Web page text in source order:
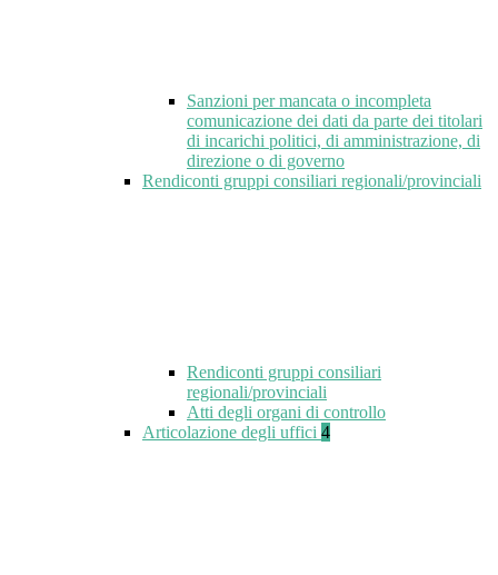
Sanzioni per mancata o incompleta
comunicazione dei dati da parte dei titolari
di incarichi politici, di amministrazione, di
direzione o di governo
Rendiconti gruppi consiliari regionali/provinciali
Rendiconti gruppi consiliari
regionali/provinciali
Atti degli organi di controllo
Articolazione degli uffici 4